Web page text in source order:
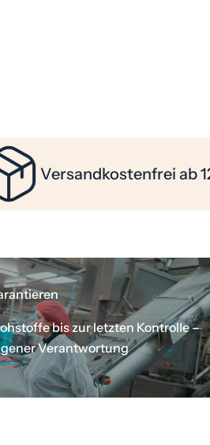
Versandkostenfrei ab
bis zur letzten Kontrolle –
Verantwortung